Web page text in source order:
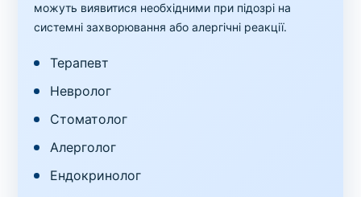
можуть виявитися необхідними при підозрі на
системні захворювання або алергічні реакції.
Терапевт
Невролог
Стоматолог
Алерголог
Ендокринолог